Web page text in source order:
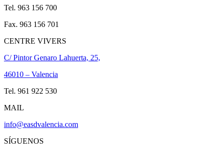
Tel. 963 156 700
Fax. 963 156 701
CENTRE VIVERS
C/ Pintor Genaro Lahuerta, 25,
46010 – Valencia
Tel. 961 922 530
MAIL
info@easdvalencia.com
SÍGUENOS